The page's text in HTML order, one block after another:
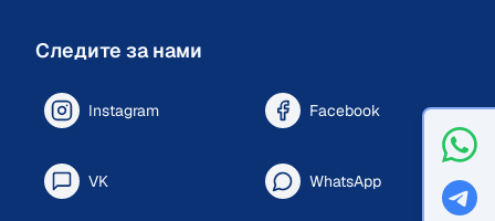
Следите за нами
Instagram Facebook
VK WhatsApp